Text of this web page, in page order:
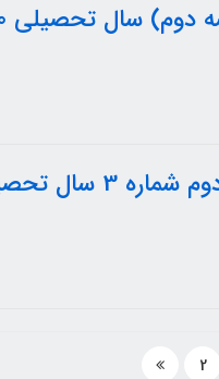
تحصیلی 1400-1399
1400-1399
2